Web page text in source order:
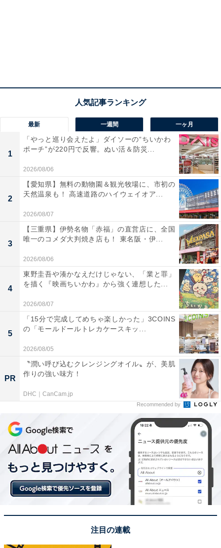
最新 一週間 一ヶ月
1
「やっと巡り会えたよ」ダイソーの“ちいかわ
ポーチ”が220円で反響。ぬい活＆防災...
2026/08/06
2
【愛知県】無料の動物園＆観光牧場に、市初の
天然温泉も！ 高速道路のハイウェイオア...
2026/08/07
3
【三重県】伊勢名物「赤福」の直営店に、全国
唯一のコメダ大判焼き店も！ 東名阪・伊...
2026/08/06
4
東野圭吾や湊かなえだけじゃない、「業と罪」
を描く『映画ちいかわ』から強く連想した...
2026/08/07
5
「15分で完成してめちゃ楽しかった」3COINS
の「モールドールトレカケースキッ...
2026/08/05
PR
〝潤い呼び込むクレンジングオイル〟が、美肌
作りの強い味方！
DHC｜CanCam.jp
Recommended by
注目の連載